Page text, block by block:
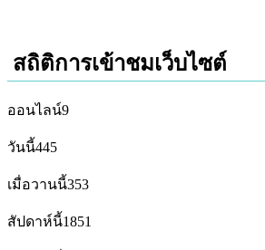
สถิติการเข้าชมเว็บไซต์
ออนไลน์9
วันนี้445
เมื่อวานนี้353
สัปดาห์นี้1851